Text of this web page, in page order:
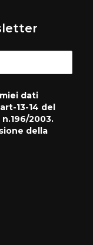
dati
13-14 del
2003.
della